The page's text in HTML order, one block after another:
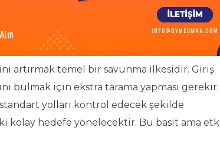
artırmak temel bir savunma ilkesidir. Giriş
bulmak için ekstra tarama yapması gerekir.
yolları kontrol edecek şekilde
kolay hedefe yönelecektir. Bu basit ama